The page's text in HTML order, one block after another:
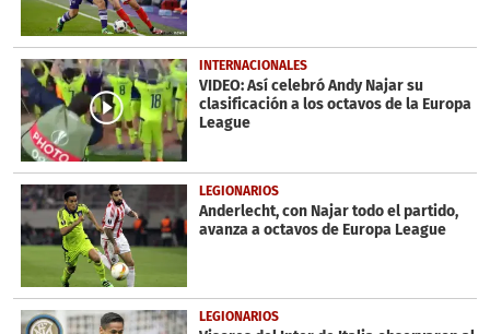
INTERNACIONALES
VIDEO: Así celebró Andy Najar su
clasificación a los octavos de la Europa
League
LEGIONARIOS
Anderlecht, con Najar todo el partido,
avanza a octavos de Europa League
LEGIONARIOS